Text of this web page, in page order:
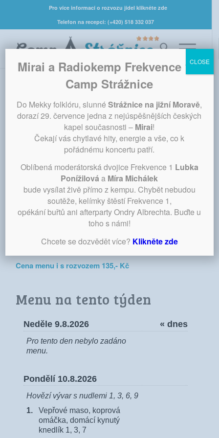
Pro více informací o rozvozu jídel klikněte zde
Telefon na recepci: (+420) 518 332 037
Pravidelný rozvoz
obědů
Restaurace CampStrážnice nabízísmluvní rozvoz
předem objednaného obědového menunejen do
zaměstnání, ale i k Vám domů, a to po celý rok, nejen
v době mimořádných vládních opatření.
Vybírat můžete ze tří až pěti obědových menu (ad.
menicka.cz ) a platíte jednou měsíčně.
Více informací a objednávky jídel na telefonech:
518 332 074
restaurace@camp-straznice.cz
Cena menu i s rozvozem 135,- Kč
Menu na tento týden
Mirai a Radiokemp Frekvence 1 v
Camp Strážnice
Do Mekky folklóru, slunnéStrážnice na jižní Moravě,
dorazí 29. července jedna z nejúspěšnějších českých
kapel současnosti – Mirai!
Čekají vás chytlavé hity, energie a vše, co k
pořádnému koncertu patří.
Oblíbená moderátorská dvojice Frekvence 1 Lubka
Ponížilová a Míra Michálek
bude vysílat živě přímo z kempu. Chybět nebudou
soutěže, kelímky štěstí Frekvence 1,
opékání buřtů ani afterparty Ondry Albrechta. Buďte u
toho s námi!
Chcete se dozvědět více? Klikněte zde
CLOSE